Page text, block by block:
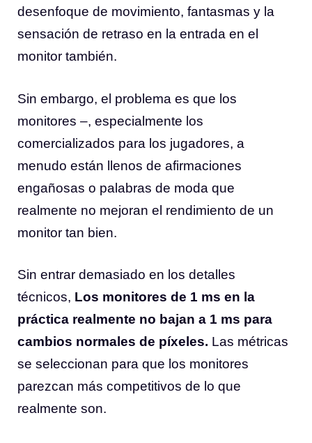
desenfoque de movimiento, fantasmas y la
sensación de retraso en la entrada en el
monitor también.
Sin embargo, el problema es que los
monitores –, especialmente los
comercializados para los jugadores, a
menudo están llenos de afirmaciones
engañosas o palabras de moda que
realmente no mejoran el rendimiento de un
monitor tan bien.
Sin entrar demasiado en los detalles
técnicos, Los monitores de 1 ms en la
práctica realmente no bajan a 1 ms para
cambios normales de píxeles. Las métricas
se seleccionan para que los monitores
parezcan más competitivos de lo que
realmente son.